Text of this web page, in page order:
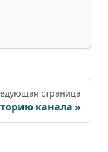
страница
канала